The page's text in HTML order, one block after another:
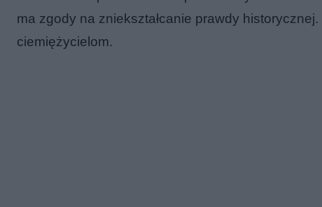
ma zgody na zniekształcanie prawdy
ciemiężycielom.